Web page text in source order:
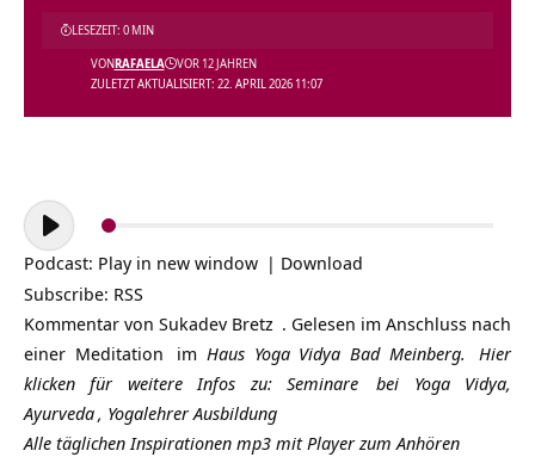
ZULETZT AKTUALISIERT: 22. APRIL 2026 11:07
VONRAFAELA VOR 12 JAHREN
LESEZEIT: 0 MIN
Audio-
Player
Podcast: Play in new window | Download
Subscribe: RSS
Kommentar von Sukadev Bretz . Gelesen im Anschluss nach
einer Meditation im Haus Yoga Vidya Bad Meinberg.
Hier
klicken für weitere Infos zu: Seminare
bei Yoga Vidya,
Ayurveda, Yogalehrer Ausbildung
Alle täglichen Inspirationen mp3 mit Player zum Anhören